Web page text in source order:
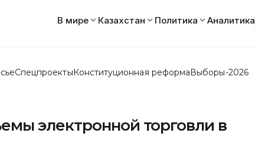
В мире Казахстан Политика Аналитика
СпецпроектыКонституционная реформаВыборы-2026
электронной торговли в